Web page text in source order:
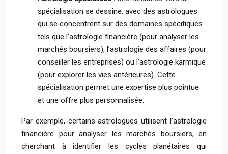
spécialisation se dessine, avec des astrologues
qui se concentrent sur des domaines spécifiques
tels que l’astrologie financière (pour analyser les
marchés boursiers), l’astrologie des affaires (pour
conseiller les entreprises) ou l’astrologie karmique
(pour explorer les vies antérieures). Cette
spécialisation permet une expertise plus pointue
et une offre plus personnalisée.
Par exemple, certains astrologues utilisent l’astrologie
financière pour analyser les marchés boursiers, en
cherchant à identifier les cycles planétaires qui